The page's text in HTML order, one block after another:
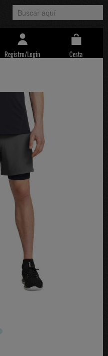
Registro/Login Cesta